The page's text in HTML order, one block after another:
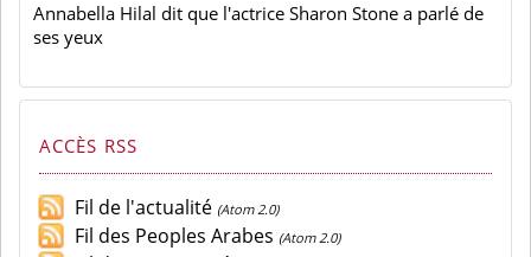
Annabella Hilal dit que l'actrice Sharon Stone a parlé de
ses yeux
ACCÈS RSS
Fil de l'actualité (Atom 2.0)
Fil des Peoples Arabes (Atom 2.0)